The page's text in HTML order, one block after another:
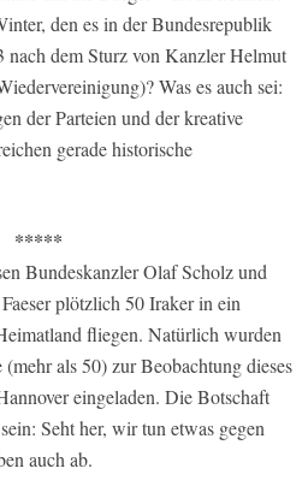
den es in der Bundesrepublik
nach dem Sturz von Kanzler Helmut
Was es auch sei:
der Parteien und der kreative
gerade historische
*****
Bundeskanzler Olaf Scholz und
plötzlich 50 Iraker in ein
fliegen. Natürlich wurden
als 50) zur Beobachtung dieses
eingeladen. Die Botschaft
Seht her, wir tun etwas gegen
auch ab.